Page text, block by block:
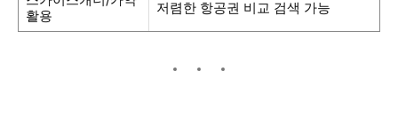
활용
저렴한 항공권 비교 검색 가능